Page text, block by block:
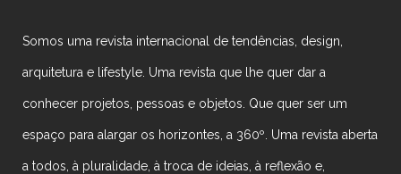
Somos uma revista internacional de tendências, design,
arquitetura e lifestyle. Uma revista que lhe quer dar a
conhecer projetos, pessoas e objetos. Que quer ser um
espaço para alargar os horizontes, a 360º. Uma revista aberta
a todos, à pluralidade, à troca de ideias, à reflexão e,